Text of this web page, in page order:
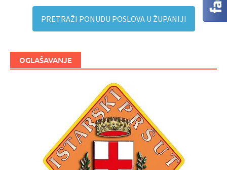
PRETRAŽI PONUDU POSLOVA U ŽUPANIJI
OGLAŠAVANJE